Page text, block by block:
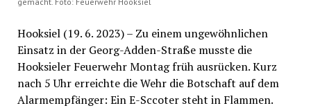
Hooksiel (19. 6. 2023) – Zu einem ungewöhnlichen
Einsatz in der Georg-Adden-Straße musste die
Hooksieler Feuerwehr Montag früh ausrücken. Kurz
nach 5 Uhr erreichte die Wehr die Botschaft auf dem
Alarmempfänger: Ein E-Sccoter steht in Flammen.